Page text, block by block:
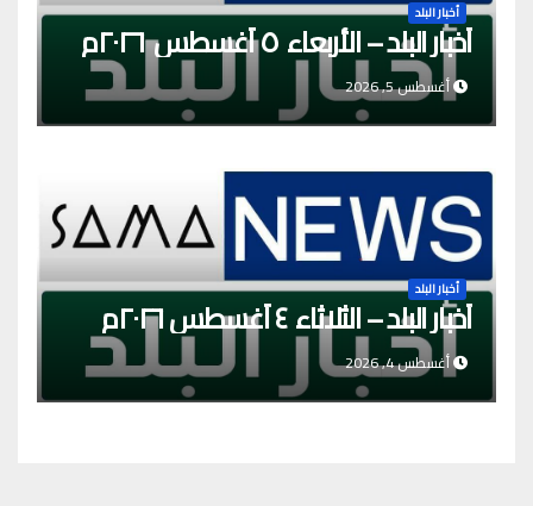
أخبار البلد
أخبار البلد – الأربعاء ٥ أغسطس ٢٠٢٦م
أغسطس 5, 2026
أخبار البلد
أخبار البلد – الثلاثاء ٤ أغسطس ٢٠٢٦م
أغسطس 4, 2026